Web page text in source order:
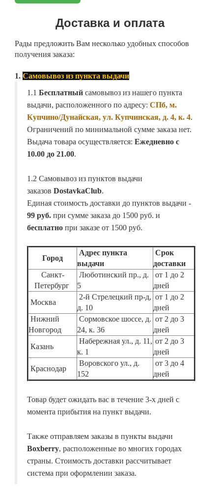
Доставка и оплата
Рады предложить Вам несколько удобных способов
получения заказа:
1. Самовывоз из пункта выдачи
1.1 Бесплатный самовывоз из нашего пункта
выдачи, расположенного по адресу: СПб, м.
Купчино/Дунайская, ул. Купчинская, д. 4, к. 4.
Ограничений по минимальной сумме заказа нет.
Выдача товара осуществляется: Ежедневно с
10.00 до 21.00.
1.2 Самовывоз из пунктов выдачи
заказов DostavkaClub.
Единая стоимость доставки до пунктов выдачи -
99 руб. при сумме заказа до 1500 руб. и
бесплатно при заказе от 1500 руб.
Город
Адрес пункта
выдачи
Срок
доставки
Санкт-
Петербург
Люботинский пр., д.
5
от 1 до 2
дней
Москва
2-й Стрелецкий пр-д,
д. 10
от 1 до 2
дней
Нижний
Новгород
Сормовское шоссе, д.
24, к. 36
от 2 до 3
дней
Казань
Набережная ул., д. 11,
к. 1
от 2 до 3
дней
Краснодар
Воровского ул., д.
152
от 3 до 4
дней
Товар будет ожидать вас в течение 3-х дней с
момента прибытия на пункт выдачи.
Также отправляем заказы в пункты выдачи
Boxberry, расположенные во многих городах
страны. Стоимость доставки рассчитывает
система при оформлении заказа.